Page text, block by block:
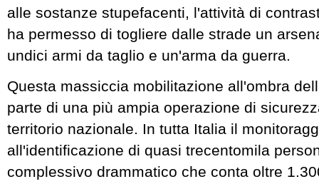
alle sostanze stupefacenti, l'attività di
ha permesso di togliere dalle strade un
undici armi da taglio e un'arma da guerra.
​Questa massiccia mobilitazione all'ombra
parte di una più ampia operazione di
territorio nazionale. In tutta Italia il
all'identificazione di quasi trecentomila
complessivo drammatico che conta oltre